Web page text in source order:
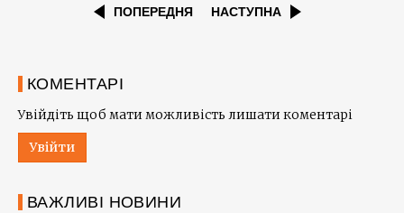
ПОПЕРЕДНЯ НАСТУПНА
КОМЕНТАРІ
Увійдіть щоб мати можливість лишати коментарі
Увійти
ВАЖЛИВІ НОВИНИ